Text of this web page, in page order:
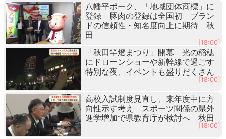
八幡平ポーク、「地域団体商標」に
登録 豚肉の登録は全国初 ブラン
ドの信頼性・知名度向上に期待 秋
田
[18:00]
「秋田竿燈まつり」開幕 光の稲穂
にドローンショーや新幹線で過ごす
特別な夜、イベントも盛りだくさん
[18:00]
高校入試制度見直し、来年度中に方
向性示す考え スポーツ関係の県外
進学増加で県教育庁が検討へ 秋田
[18:00]